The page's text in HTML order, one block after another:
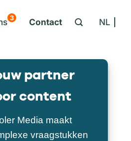
3 Contact NL
partner
content
Media maakt
vraagstukken